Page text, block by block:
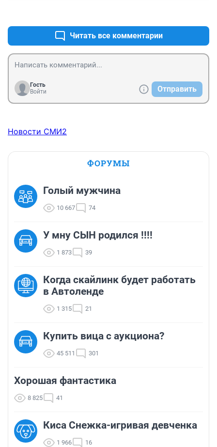
Читать все комментарии
Гость
Войти
Отправить
Новости СМИ2
ФОРУМЫ
Голый мужчина
10 667 74
У мну СЫН родился !!!!
1 873 39
Когда скайлинк будет работать
в Автоленде
1 315 21
Купить вица с аукциона?
45 511 301
Хорошая фантастика
8 825 41
Киса Снежка-игривая девченка
1 966 16